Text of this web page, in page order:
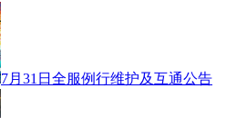
7月31日全服例行维护及互通公告